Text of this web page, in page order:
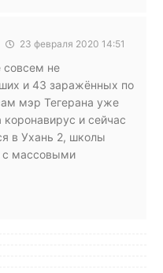
23 февраля 2020 14:51
совсем не
и 43 заражённых по
мэр Тегерана уже
и сейчас
в Ухань 2, школы
с массовыми